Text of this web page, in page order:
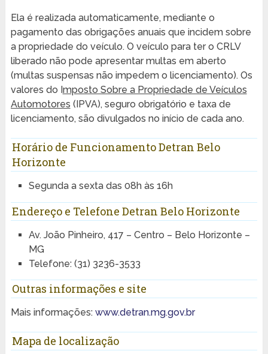
Ela é realizada automaticamente, mediante o
pagamento das obrigações anuais que incidem sobre
a propriedade do veículo. O veículo para ter o CRLV
liberado não pode apresentar multas em aberto
(multas suspensas não impedem o licenciamento). Os
valores do I mposto Sobre a Propriedade de Veículos
Automotores (IPVA), seguro obrigatório e taxa de
licenciamento, são divulgados no início de cada ano.
Horário de Funcionamento Detran Belo
Horizonte
Segunda a sexta das 08h às 16h
Endereço e Telefone Detran Belo Horizonte
Av. João Pinheiro, 417 – Centro – Belo Horizonte –
MG
Telefone: (31) 3236-3533
Outras informações e site
Mais informações: www.detran.mg.gov.br
Mapa de localização